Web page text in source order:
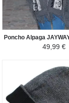
49,99 €